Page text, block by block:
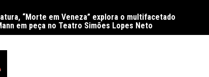
“Morte em Veneza” explora o multifacetado
em peça no Teatro Simões Lopes Neto